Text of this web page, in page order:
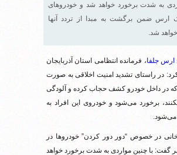
به شدت برخورد خواهد شد و خودروهای
ارس ضمن برگشت به مبدا از تردد آنها
شد.
ارس جلفا، فرمانده انتظامی استان آذربایجان
در راستای تشدید امنیت اخلاقی به صورت
که در داخل خودرو کشف حجاب کرده و آلودگی
صوتی ایجاد می‎کنند، برخورد می‌شود و خودروی این افراد به
می‌شود.
در خصوص “دور دور کردن” خودروها در
گفت: با چنین مواردی به شدت برخورد خواهد